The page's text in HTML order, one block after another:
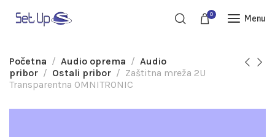
0 Menu
Početna Audio oprema
Audio
pribor
Ostali pribor
Zaštitna mreža 2U
Transparentna OMNITRONIC